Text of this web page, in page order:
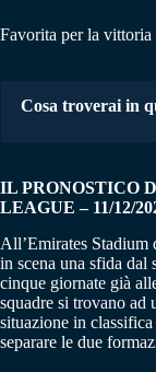
Favorita per la vittoria
Cosa troverai in
IL PRONOSTICO
LEAGUE – 11/12/
All’Emirates Stadium
in scena una sfida dal
cinque giornate già
squadre si trovano ad
situazione in
separare le due